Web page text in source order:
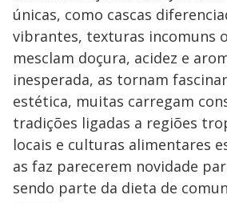
únicas, como cascas
vibrantes, texturas incomuns
mesclam doçura, acidez e
inesperada, as tornam
estética, muitas carregam
tradições ligadas a regiões
locais e culturas alimentares
as faz parecerem novidade
sendo parte da dieta de